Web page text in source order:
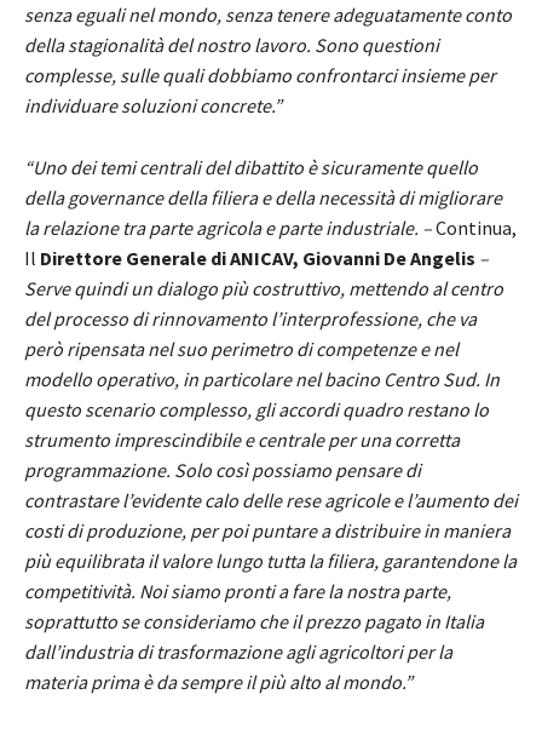
senza eguali nel mondo, senza tenere adeguatamente conto
della stagionalità del nostro lavoro. Sono questioni
complesse, sulle quali dobbiamo confrontarci insieme per
individuare soluzioni concrete.”
“Uno dei temi centrali del dibattito è sicuramente quello
della governance della filiera e della necessità di migliorare
la relazione tra parte agricola e parte industriale. –Continua,
Il Direttore Generale di ANICAV, Giovanni De Angelis –
Serve quindi un dialogo più costruttivo, mettendo al centro
del processo di rinnovamento l’interprofessione, che va
però ripensata nel suo perimetro di competenze e nel
modello operativo, in particolare nel bacino Centro Sud. In
questo scenario complesso, gli accordi quadro restano lo
strumento imprescindibile e centrale per una corretta
programmazione. Solo così possiamo pensare di
contrastare l’evidente calo delle rese agricole e l’aumento dei
costi di produzione, per poi puntare a distribuire in maniera
più equilibrata il valore lungo tutta la filiera, garantendone la
competitività. Noi siamo pronti a fare la nostra parte,
soprattutto se consideriamo che il prezzo pagato in Italia
dall’industria di trasformazione agli agricoltori per la
materia prima è da sempre il più alto al mondo.”